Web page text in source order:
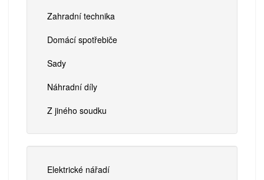
Zahradní technika
Domácí spotřebiče
Sady
Náhradní díly
Z jiného soudku
Elektrické nářadí